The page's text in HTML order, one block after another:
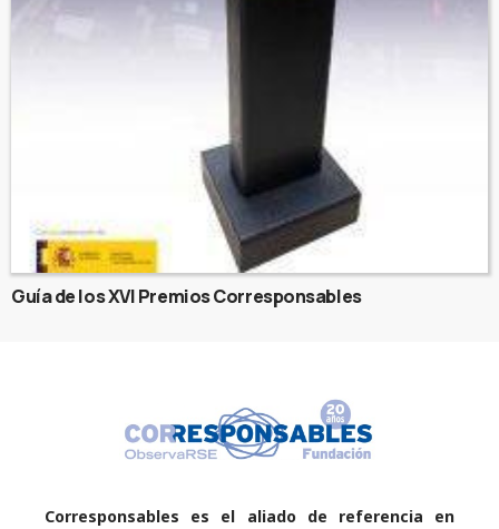
Guía de los XVI Premios Corresponsables
Corresponsables es el aliado de referencia en